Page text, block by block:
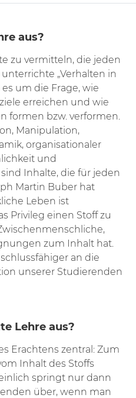
aus?
zu vermitteln, die jeden
„Verhalten in
um die Frage, wie
erreichen und wie
formen bzw. verformen.
Manipulation,
organisationaler
und
Inhalte, die für jeden
Martin Buber hat
Leben ist
Privileg einen Stoff zu
zum Inhalt hat.
an die
unserer Studierenden
Lehre aus?
Erachtens zentral: Zum
Inhalt des Stoffs
springt nur dann
über, wenn man